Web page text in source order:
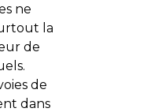
ne
la
de
de
dans